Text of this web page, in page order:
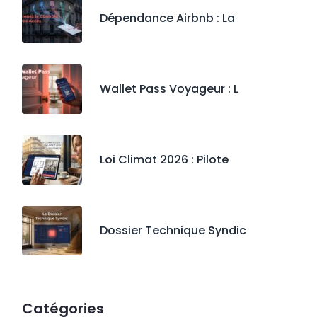
Dépendance Airbnb : La
Wallet Pass Voyageur : L
Loi Climat 2026 : Pilote
Dossier Technique Syndic
Catégories